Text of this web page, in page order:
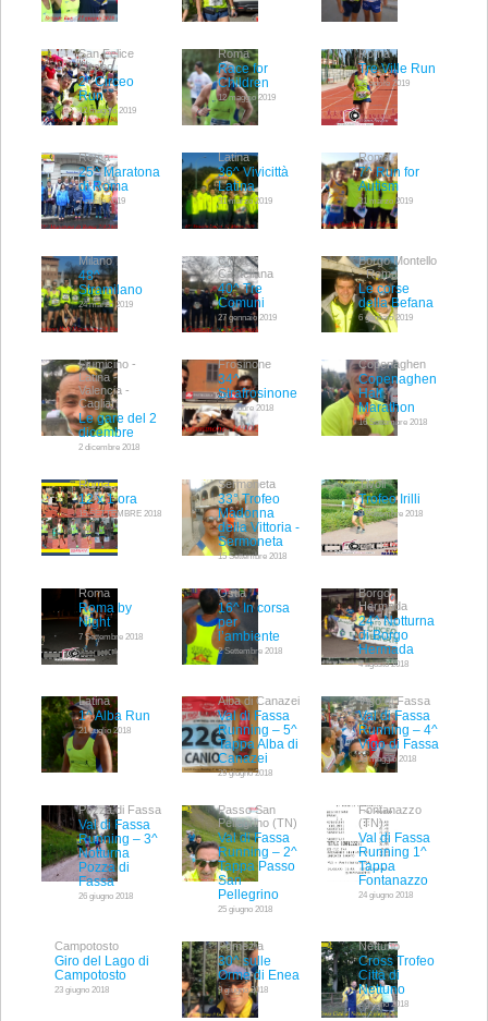
San Felice
Circeo
2° Circeo
Run
12 maggio 2019
Roma
Race for
Children
12 maggio 2019
Roma
Tre Ville Run
25 aprile 2019
Roma
25^ Maratona
di Roma
7 aprile 2019
Latina
36^ Vivicittà
Latina
31 marzo 2019
Roma
7^ Run for
Autism
31 marzo 2019
Milano
48^
Stramilano
24 marzo 2019
Civita
Castellana
40^ Tre
Comuni
27 gennaio 2019
Borgo Montello
- Roma
Le corse
della Befana
6 gennaio 2019
Fiumicino -
Latina -
Valencia -
Cagliari
Le gare del 2
dicembre
2 dicembre 2018
Frosinone
34^
Strafrosinone
14 ottobre 2018
Copenaghen
Copenaghen
Half
Marathon
16 Settembre 2018
Roma
12 x 1 ora
15 SETTEMBRE 2018
Sermoneta
33° Trofeo
Madonna
della Vittoria -
Sermoneta
15 Settembre 2018
Tivoli
Trofeo Irilli
9 Settembre 2018
Roma
Roma by
Night
7 Settembre 2018
Ostia
16^ In corsa
per
l’ambiente
2 Settembre 2018
Borgo
Hermada
24^ Notturna
di Borgo
Hermada
4 agosto 2018
Latina
1^ Alba Run
21 Luglio 2018
Alba di Canazei
Val di Fassa
Running – 5^
Tappa Alba di
Canazei
29 giugno 2018
Vigo di Fassa
Val di Fassa
Running – 4^
Vigo di Fassa
28 maggio 2018
Pozza di Fassa
Val di Fassa
Running – 3^
Notturna
Pozza di
Fassa
26 giugno 2018
Passo San
Pellegrino (TN)
Val di Fassa
Running – 2^
Tappa Passo
San
Pellegrino
25 giugno 2018
Fontanazzo
(TN)
Val di Fassa
Running 1^
Tappa
Fontanazzo
24 giugno 2018
Campotosto
Giro del Lago di
Campotosto
23 giugno 2018
Pomezia
30^ sulle
Orme di Enea
9 giugno 2018
Nettuno
Cross Trofeo
Città di
Nettuno
2 giugno 2018